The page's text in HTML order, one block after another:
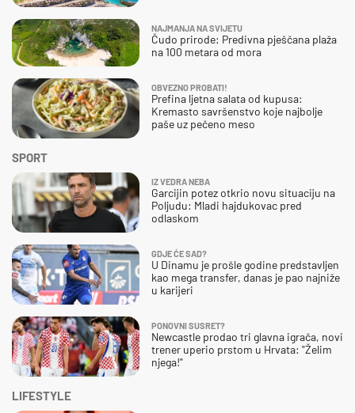
SPORT
IZ VEDRA NEBA
Garcijin potez otkrio novu situaciju na
Poljudu: Mladi hajdukovac pred
odlaskom
GDJE ĆE SAD?
U Dinamu je prošle godine predstavljen
kao mega transfer, danas je pao najniže
u karijeri
PONOVNI SUSRET?
Newcastle prodao tri glavna igrača, novi
trener uperio prstom u Hrvata: "Želim
njega!"
NAJMANJA NA SVIJETU
Čudo prirode: Predivna pješčana plaža
na 100 metara od mora
OBVEZNO PROBATI!
Prefina ljetna salata od kupusa:
Kremasto savršenstvo koje najbolje
paše uz pečeno meso
LIFESTYLE